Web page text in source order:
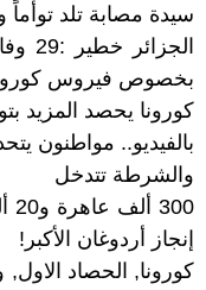
سيدة مصابة تلد
بخصوص فيروس
كورونا يحصد المزيد بتونس..7 وفيات
بالفيديو.. مواطنون
والشرطة تتدخل
إنجاز أردوغان الأكبر!
كورونا, الحصاد الاول,